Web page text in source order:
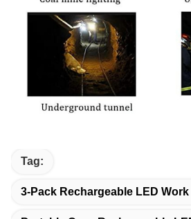
Tag:
3-Pack Rechargeable LED